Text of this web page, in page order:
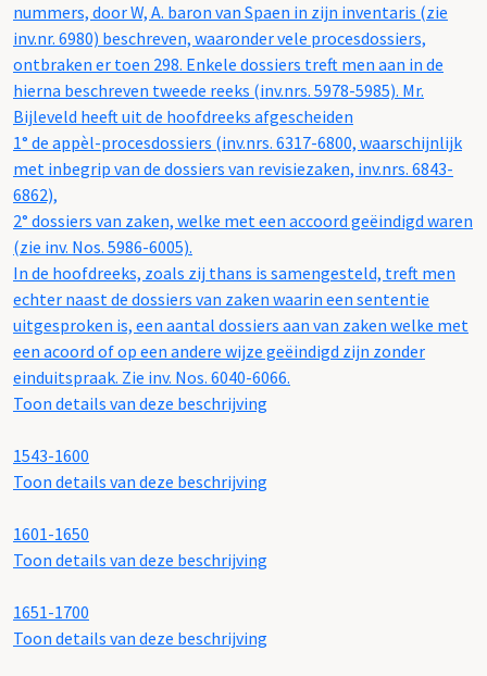
nummers, door W, A. baron van Spaen in zijn inventaris (zie
inv.nr. 6980) beschreven, waaronder vele procesdossiers,
ontbraken er toen 298. Enkele dossiers treft men aan in de
hierna beschreven tweede reeks (inv.nrs. 5978-5985). Mr.
Bijleveld heeft uit de hoofdreeks afgescheiden
1° de appèl-procesdossiers (inv.nrs. 6317-6800, waarschijnlijk
met inbegrip van de dossiers van revisiezaken, inv.nrs. 6843-
6862),
2° dossiers van zaken, welke met een accoord geëindigd waren
(zie inv. Nos. 5986-6005).
In de hoofdreeks, zoals zij thans is samengesteld, treft men
echter naast de dossiers van zaken waarin een sententie
uitgesproken is, een aantal dossiers aan van zaken welke met
een acoord of op een andere wijze geëindigd zijn zonder
einduitspraak. Zie inv. Nos. 6040-6066.
Toon details van deze beschrijving
1543-1600
Toon details van deze beschrijving
1601-1650
Toon details van deze beschrijving
1651-1700
Toon details van deze beschrijving